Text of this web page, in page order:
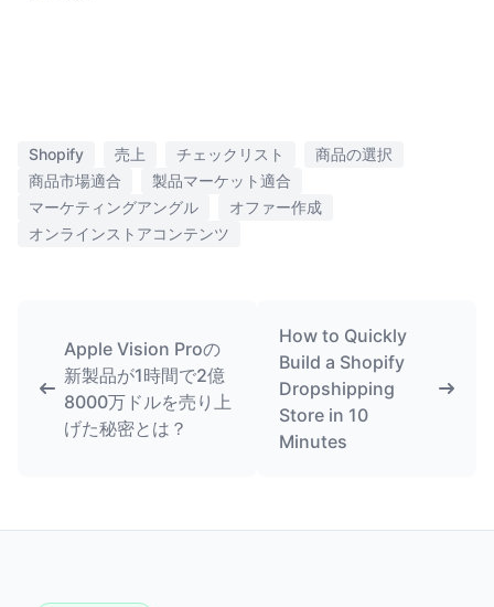
Shopify 売上 チェックリスト
商品の選択
商品市場適合
製品マーケット適合
マーケティングアングル
オファー作成
オンラインストアコンテンツ
Apple Vision Proの
新製品が1時間で2億
8000万ドルを売り上
げた秘密とは？
How to Quickly
Build a Shopify
Dropshipping
Store in 10
Minutes